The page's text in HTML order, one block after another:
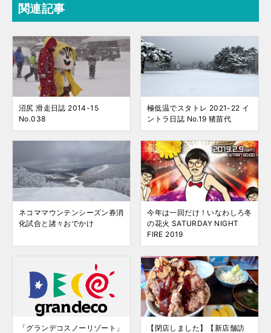
関連記事
沼尻 滑走日誌 2014-15
No.038
極低温でスタトレ 2021-22 イ
ントラ日誌 No.19 猪苗代
ネコママウンテンシーズン券消
化試合と諸々おでかけ
今年は一回だけ！いなわしろ冬
の花火 SATURDAY NIGHT
FIRE 2019
「グランデコスノーリゾート」
【閉店しました】【新店舗訪